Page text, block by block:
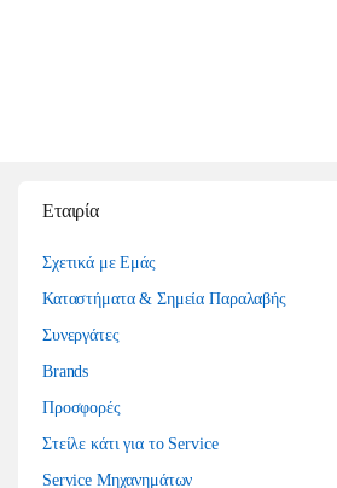
Εταιρία
Σχετικά με Εμάς
Καταστήματα & Σημεία Παραλαβής
Συνεργάτες
Brands
Προσφορές
Στείλε κάτι για το Service
Service Μηχανημάτων